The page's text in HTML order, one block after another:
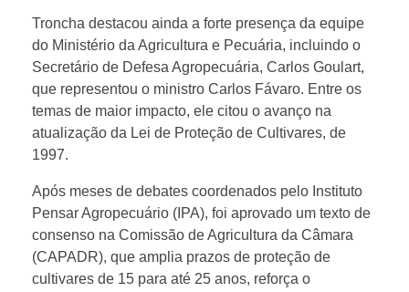
m
a
r
c
a
i
Troncha destacou ainda a forte presença da equipe
do Ministério da Agricultura e Pecuária, incluindo o
Secretário de Defesa Agropecuária, Carlos Goulart,
que representou o ministro Carlos Fávaro. Entre os
temas de maior impacto, ele citou o avanço na
atualização da Lei de Proteção de Cultivares, de
1997.
Após meses de debates coordenados pelo Instituto
Pensar Agropecuário (IPA), foi aprovado um texto de
consenso na Comissão de Agricultura da Câmara
(CAPADR), que amplia prazos de proteção de
cultivares de 15 para até 25 anos, reforça o